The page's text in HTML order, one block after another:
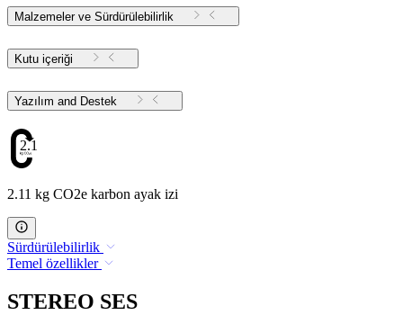
Malzemeler ve Sürdürülebilirlik
Kutu içeriği
Yazılım and Destek
2.11
2.11 kg CO2e karbon ayak izi
Sürdürülebilirlik
Temel özellikler
STEREO SES